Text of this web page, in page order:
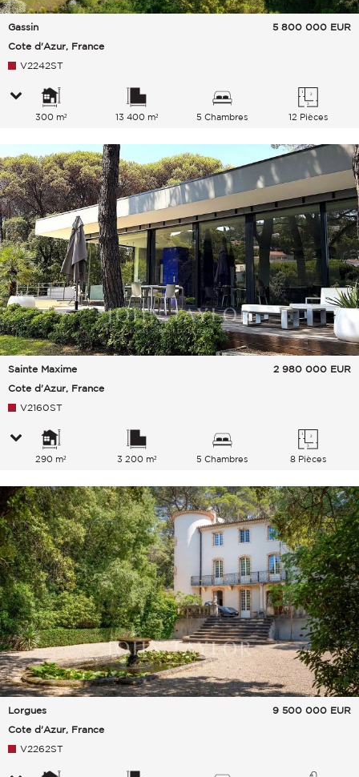
Gassin
Cote d'Azur, France
5 800 000 EUR
V2242ST
300 m² 13 400 m² 5 Chambres 12 Pièces
Sainte Maxime
Cote d'Azur, France
2 980 000 EUR
V2160ST
290 m² 3 200 m² 5 Chambres 8 Pièces
Lorgues
Cote d'Azur, France
9 500 000 EUR
V2262ST